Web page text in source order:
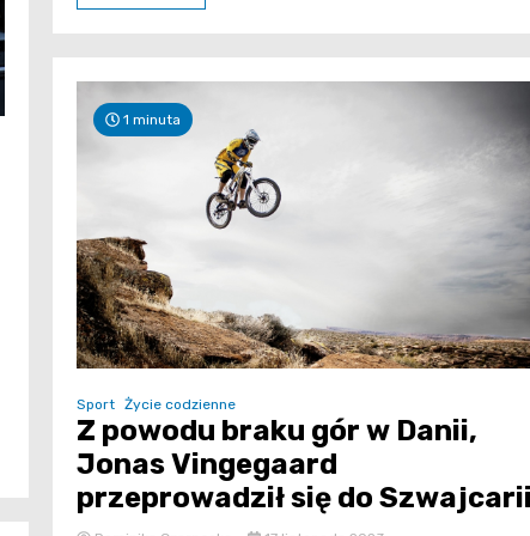
1 minuta
Sport Życie codzienne
Z powodu braku gór w Danii,
Jonas Vingegaard
przeprowadził się do